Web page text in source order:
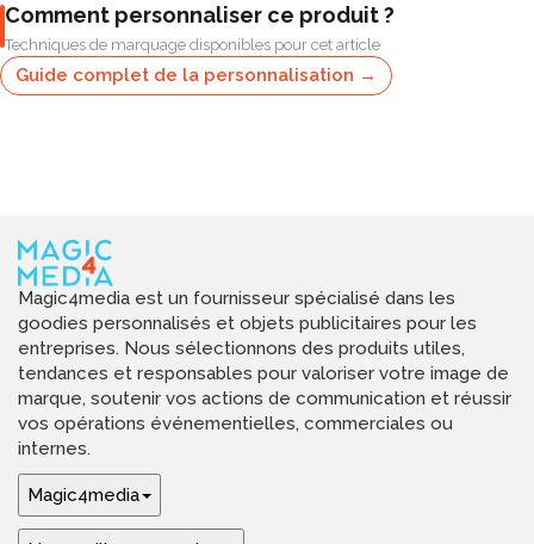
Comment personnaliser ce produit ?
Techniques de marquage disponibles pour cet article
Guide complet de la personnalisation →
Magic4media est un fournisseur spécialisé dans les
goodies personnalisés et objets publicitaires pour les
entreprises. Nous sélectionnons des produits utiles,
tendances et responsables pour valoriser votre image de
marque, soutenir vos actions de communication et réussir
vos opérations événementielles, commerciales ou
internes.
Magic4media